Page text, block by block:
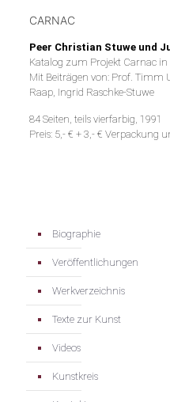
CARNAC
Peer Christian Stuwe und
Katalog zum Projekt Carnac
Mit Beiträgen von: Prof. Timm
Raap, Ingrid Raschke-Stuwe
84 Seiten, teils vierfarbig, 1991
Preis: 5,- € + 3,- € Verpackung
Biographie
Veröffentlichungen
Werkverzeichnis
Texte zur Kunst
Videos
Kunstkreis